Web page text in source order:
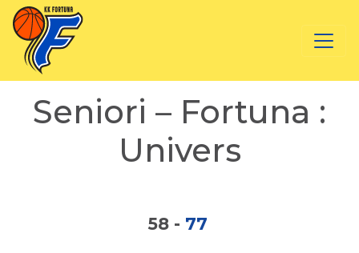
Seniori – Fortuna :
Univers
58 - 77